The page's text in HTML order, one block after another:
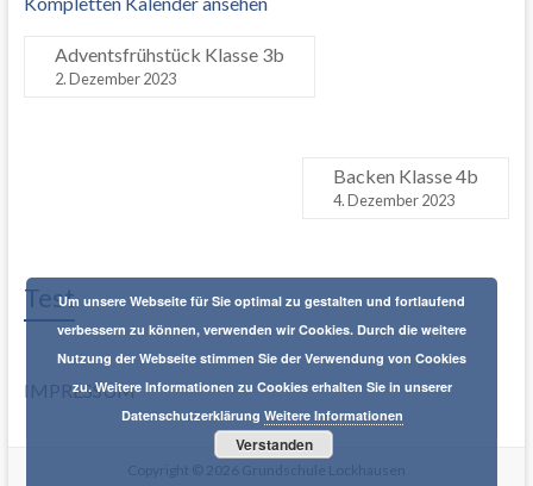
Adventsfrühstück Klasse 3b
2. Dezember 2023
Backen Klasse 4b
4. Dezember 2023
Test
IMPRESSUM
Um unsere Webseite für Sie optimal zu gestalten und fortlaufend
verbessern zu können, verwenden wir Cookies. Durch die weitere
Nutzung der Webseite stimmen Sie der Verwendung von Cookies
zu. Weitere Informationen zu Cookies erhalten Sie in unserer
Datenschutzerklärung Weitere Informationen
Verstanden